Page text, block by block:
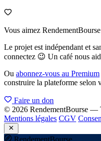
Vous aimez
Le projet est indépendant et
connectez 😉 Un café nous
Ou abonnez-vous au Premium
construire la plateforme selon
Faire un don
© 2026 RendementBourse —
Mentions légales CGV